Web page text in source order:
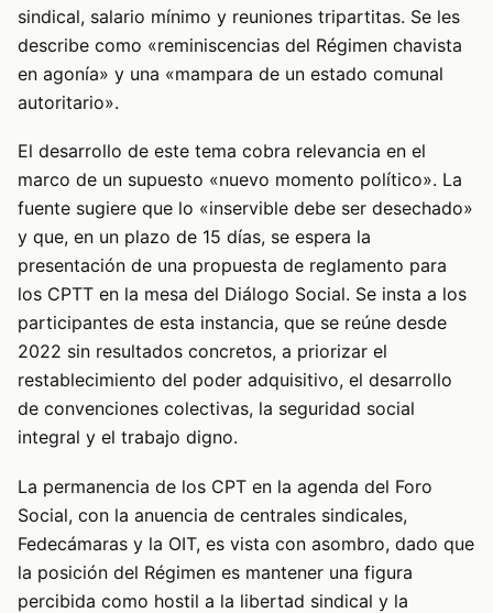
sindical, salario mínimo y reuniones tripartitas. Se les
describe como «reminiscencias del Régimen chavista
en agonía» y una «mampara de un estado comunal
autoritario».
El desarrollo de este tema cobra relevancia en el
marco de un supuesto «nuevo momento político». La
fuente sugiere que lo «inservible debe ser desechado»
y que, en un plazo de 15 días, se espera la
presentación de una propuesta de reglamento para
los CPTT en la mesa del Diálogo Social. Se insta a los
participantes de esta instancia, que se reúne desde
2022 sin resultados concretos, a priorizar el
restablecimiento del poder adquisitivo, el desarrollo
de convenciones colectivas, la seguridad social
integral y el trabajo digno.
La permanencia de los CPT en la agenda del Foro
Social, con la anuencia de centrales sindicales,
Fedecámaras y la OIT, es vista con asombro, dado que
la posición del Régimen es mantener una figura
percibida como hostil a la libertad sindical y la